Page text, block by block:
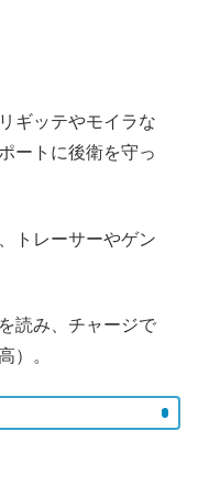
リギッテやモイラな
ートに後衛を守っ
トレーサーやゲン
読み、チャージで
）。